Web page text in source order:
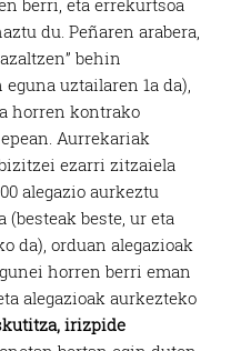
du. Peñaren arabera,
behin
uztailaren 1a da),
horren kontrako
Aurrekariak
ezarri zitzaiela
alegazio aurkeztu
beste, ur eta
da), orduan alegazioak
horren berri eman
alegazioak aurkezteko
irizpide